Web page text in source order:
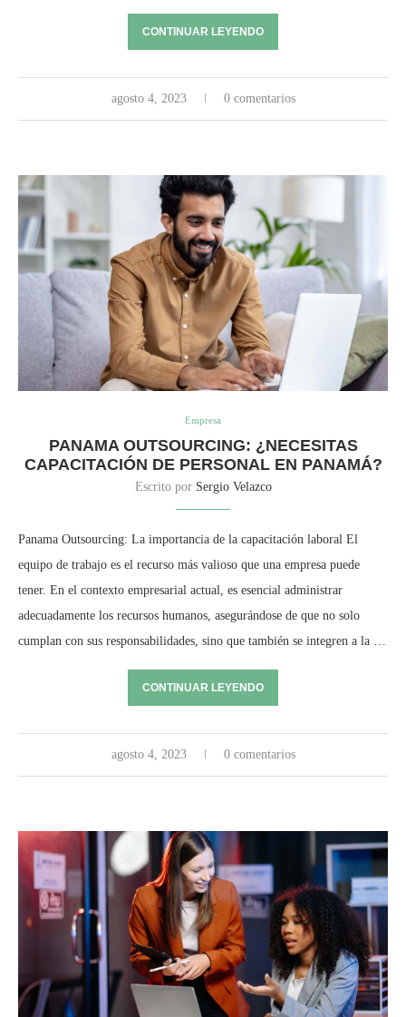
CONTINUAR LEYENDO
agosto 4, 2023 0 comentarios
Empresa
PANAMA OUTSOURCING: ¿NECESITAS
CAPACITACIÓN DE PERSONAL EN PANAMÁ?
Escrito por Sergio Velazco
Panama Outsourcing: La importancia de la capacitación laboral El
equipo de trabajo es el recurso más valioso que una empresa puede
tener. En el contexto empresarial actual, es esencial administrar
adecuadamente los recursos humanos, asegurándose de que no solo
cumplan con sus responsabilidades, sino que también se integren a la …
CONTINUAR LEYENDO
agosto 4, 2023 0 comentarios